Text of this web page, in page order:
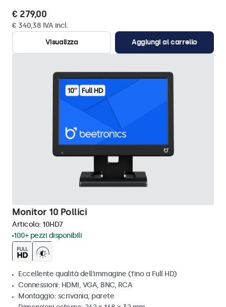
€ 279,00
€ 340,38 IVA incl.
Visualizza
Aggiungi al carrello
Monitor 10 Pollici
Articolo: 10HD7
100+ pezzi disponibili
Eccellente qualità dell'immagine (fino a Full HD)
Connessioni: HDMI, VGA, BNC, RCA
Montaggio: scrivania, parete